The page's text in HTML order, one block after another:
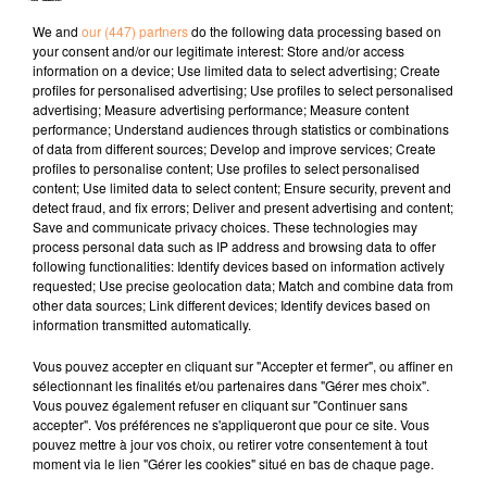
PODCAST DE PSL : EMISSION DU LUNDI 4 MARS 2019
TITRES DIFFUSÉS
13h29
13h29
GIMS
Soleil
13h26
13h26
PORTUGAL, THE MAN
Feel It Still
13h23
13h23
MIKAËL VIGNEAU
Lève Ton Verre
We and our (447) partnersdo the following data processing based on
your consent and/or our legitimate interest: Store and/or access
information on a device; Use limited data to select advertising; Create
profiles for personalised advertising; Use profiles to select personalised
advertising; Measure advertising performance; Measure content
performance; Understand audiences through statistics or combinations
of data from different sources; Develop and improve services; Create
profiles to personalise content; Use profiles to select personalised
content; Use limited data to select content; Ensure security, prevent and
detect fraud, and fix errors; Deliver and present advertising and content;
Save and communicate privacy choices. These technologies may
process personal data such as IP address and browsing data to offer
following functionalities: Identify devices based on information actively
requested; Use precise geolocation data; Match and combine data from
other data sources; Link different devices; Identify devices based on
information transmitted automatically.
Vous pouvez accepter en cliquant sur "Accepter et fermer", ou affiner en
sélectionnant les finalités et/ou partenaires dans "Gérer mes choix".
Vous pouvez également refuser en cliquant sur "Continuer sans
accepter". Vos préférences ne s'appliqueront que pour ce site. Vous
pouvez mettre à jour vos choix, ou retirer votre consentement à tout
moment via le lien "Gérer les cookies" situé en bas de chaque page.